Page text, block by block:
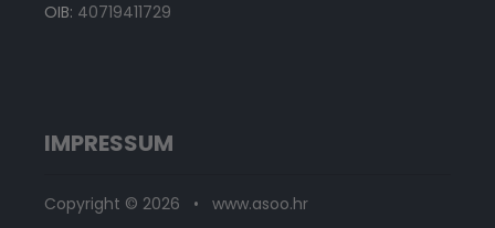
OIB: 40719411729
IMPRESSUM
Copyright © 2026 • www.asoo.hr